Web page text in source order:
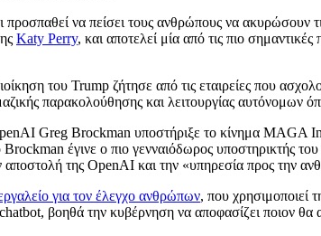
προσπαθεί να πείσει τους ανθρώπους να
Katy Perry, και αποτελεί μία από τις πιο
του Trump ζήτησε από τις εταιρείες που
παρακολούθησης και λειτουργίας αυτόνομων
Greg Brockman υποστήριξε το κίνημα MAGA
έγινε ο πιο γενναιόδωρος υποστηρικτής του
της OpenAI και την «υπηρεσία προς την
για τον έλεγχο ανθρώπων, που χρησιμοποιεί
βοηθά την κυβέρνηση να αποφασίζει ποιον θα